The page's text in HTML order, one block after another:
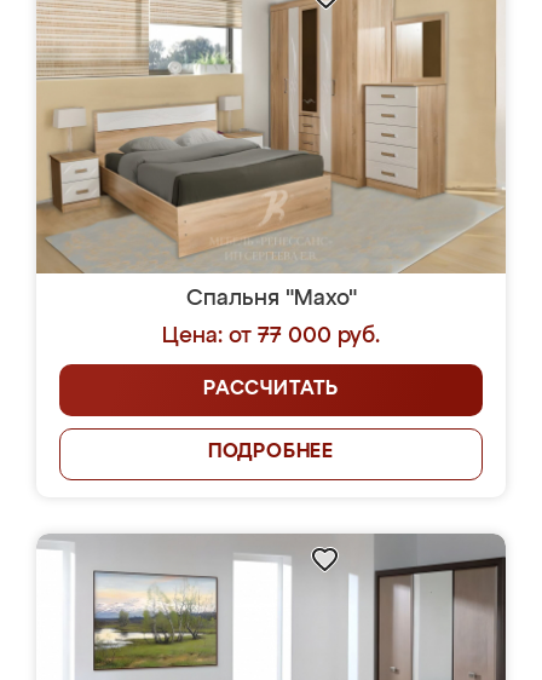
Спальня "Махо"
Цена: от 77 000 руб.
РАССЧИТАТЬ
ПОДРОБНЕЕ